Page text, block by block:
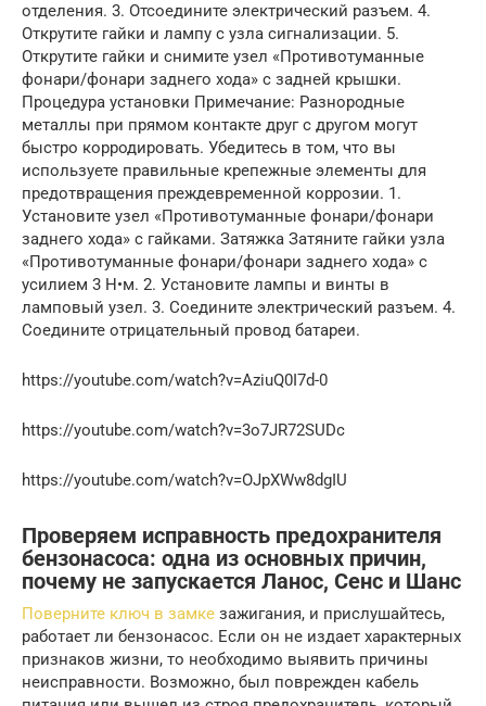
отделения. 3. Отсоедините электрический разъем. 4.
Открутите гайки и лампу с узла сигнализации. 5.
Открутите гайки и снимите узел «Противотуманные
фонари/фонари заднего хода» с задней крышки.
Процедура установки Примечание: Разнородные
металлы при прямом контакте друг с другом могут
быстро корродировать. Убедитесь в том, что вы
используете правильные крепежные элементы для
предотвращения преждевременной коррозии. 1.
Установите узел «Противотуманные фонари/фонари
заднего хода» с гайками. Затяжка Затяните гайки узла
«Противотуманные фонари/фонари заднего хода» с
усилием 3 Н•м. 2. Установите лампы и винты в
ламповый узел. 3. Соедините электрический разъем. 4.
Соедините отрицательный провод батареи.
https://youtube.com/watch?v=AziuQ0I7d-0
https://youtube.com/watch?v=3o7JR72SUDc
https://youtube.com/watch?v=OJpXWw8dgIU
Проверяем исправность предохранителя
бензонасоса: одна из основных причин,
почему не запускается Ланос, Сенс и Шанс
Поверните ключ в замке зажигания, и прислушайтесь,
работает ли бензонасос. Если он не издает характерных
признаков жизни, то необходимо выявить причины
неисправности. Возможно, был поврежден кабель